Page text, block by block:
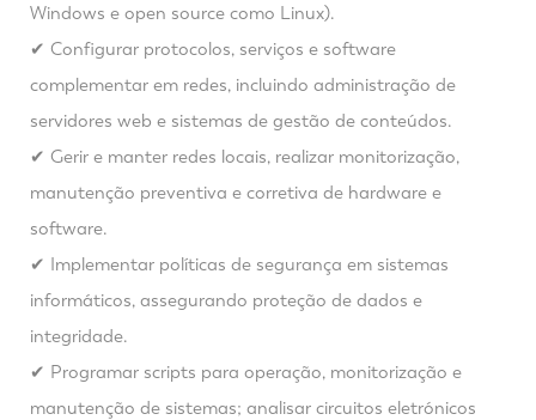
Windows e open source como Linux).
✔ Configurar protocolos, serviços e software
complementar em redes, incluindo administração de
servidores web e sistemas de gestão de conteúdos.
✔ Gerir e manter redes locais, realizar monitorização,
manutenção preventiva e corretiva de hardware e
software.
✔ Implementar políticas de segurança em sistemas
informáticos, assegurando proteção de dados e
integridade.
✔ Programar scripts para operação, monitorização e
manutenção de sistemas; analisar circuitos eletrónicos